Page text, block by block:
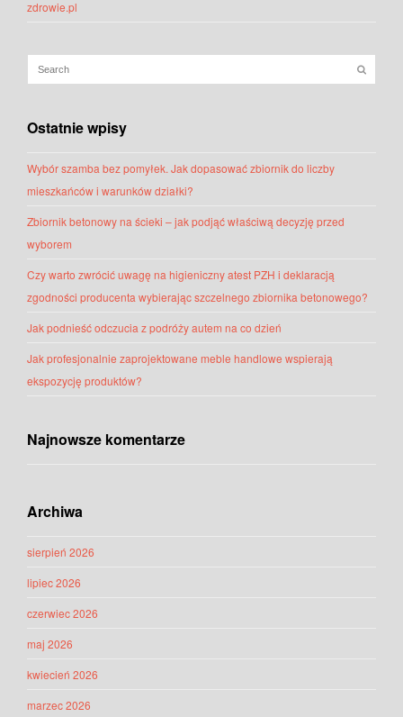
zdrowie.pl
Ostatnie wpisy
Wybór szamba bez pomyłek. Jak dopasować zbiornik do liczby
mieszkańców i warunków działki?
Zbiornik betonowy na ścieki – jak podjąć właściwą decyzję przed
wyborem
Czy warto zwrócić uwagę na higieniczny atest PZH i deklaracją
zgodności producenta wybierając szczelnego zbiornika betonowego?
Jak podnieść odczucia z podróży autem na co dzień
Jak profesjonalnie zaprojektowane meble handlowe wspierają
ekspozycję produktów?
Najnowsze komentarze
Archiwa
sierpień 2026
lipiec 2026
czerwiec 2026
maj 2026
kwiecień 2026
marzec 2026